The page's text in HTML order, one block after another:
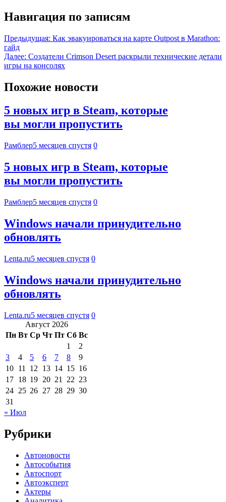
Навигация по записям
Предыдущая: Как эвакуироваться на карте Outpost в Marathon:
гайд
Далее: Создатели Crimson Desert раскрыли технические детали
игры на консолях
Похожие новости
5 новых игр в Steam, которые
вы могли пропустить
Рамблер5 месяцев спустя 0
5 новых игр в Steam, которые
вы могли пропустить
Рамблер5 месяцев спустя 0
Windows начали принудительно
обновлять
Lenta.ru5 месяцев спустя 0
Windows начали принудительно
обновлять
Lenta.ru5 месяцев спустя 0
Август 2026
Пн Вт Ср Чт Пт Сб Вс
1
2
3
4 5 6 7 8
9
10 11 12 13 14 15 16
17 18 19 20 21 22 23
24 25 26 27 28 29 30
31
« Июл
Рубрики
Автоновости
Автособытия
Автоспорт
Автоэксперт
Актеры